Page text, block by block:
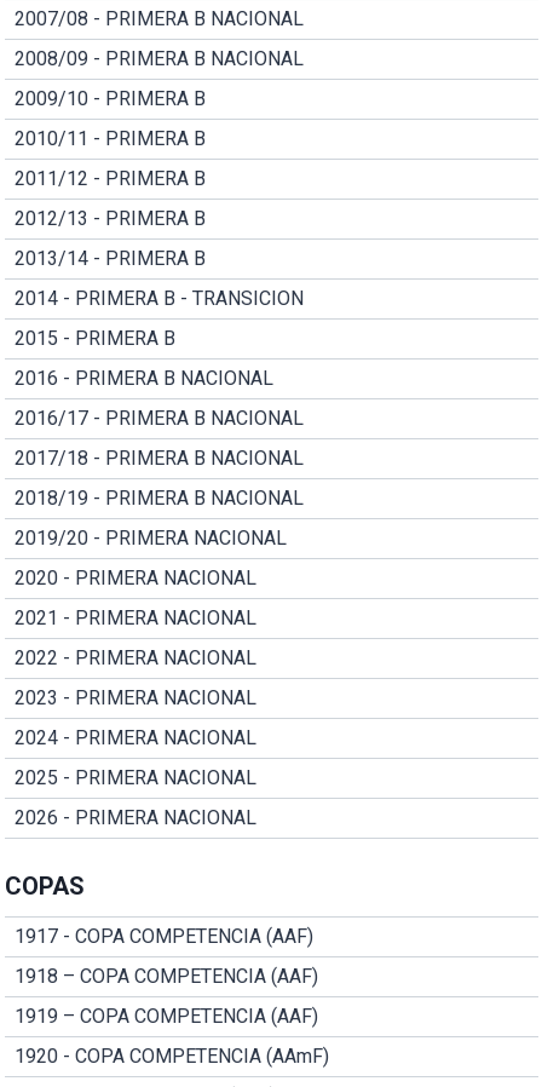
2007/08 - PRIMERA B NACIONAL
2008/09 - PRIMERA B NACIONAL
2009/10 - PRIMERA B
2010/11 - PRIMERA B
2011/12 - PRIMERA B
2012/13 - PRIMERA B
2013/14 - PRIMERA B
2014 - PRIMERA B - TRANSICION
2015 - PRIMERA B
2016 - PRIMERA B NACIONAL
2016/17 - PRIMERA B NACIONAL
2017/18 - PRIMERA B NACIONAL
2018/19 - PRIMERA B NACIONAL
2019/20 - PRIMERA NACIONAL
2020 - PRIMERA NACIONAL
2021 - PRIMERA NACIONAL
2022 - PRIMERA NACIONAL
2023 - PRIMERA NACIONAL
2024 - PRIMERA NACIONAL
2025 - PRIMERA NACIONAL
2026 - PRIMERA NACIONAL
COPAS
1917 - COPA COMPETENCIA (AAF)
1918 – COPA COMPETENCIA (AAF)
1919 – COPA COMPETENCIA (AAF)
1920 - COPA COMPETENCIA (AAmF)